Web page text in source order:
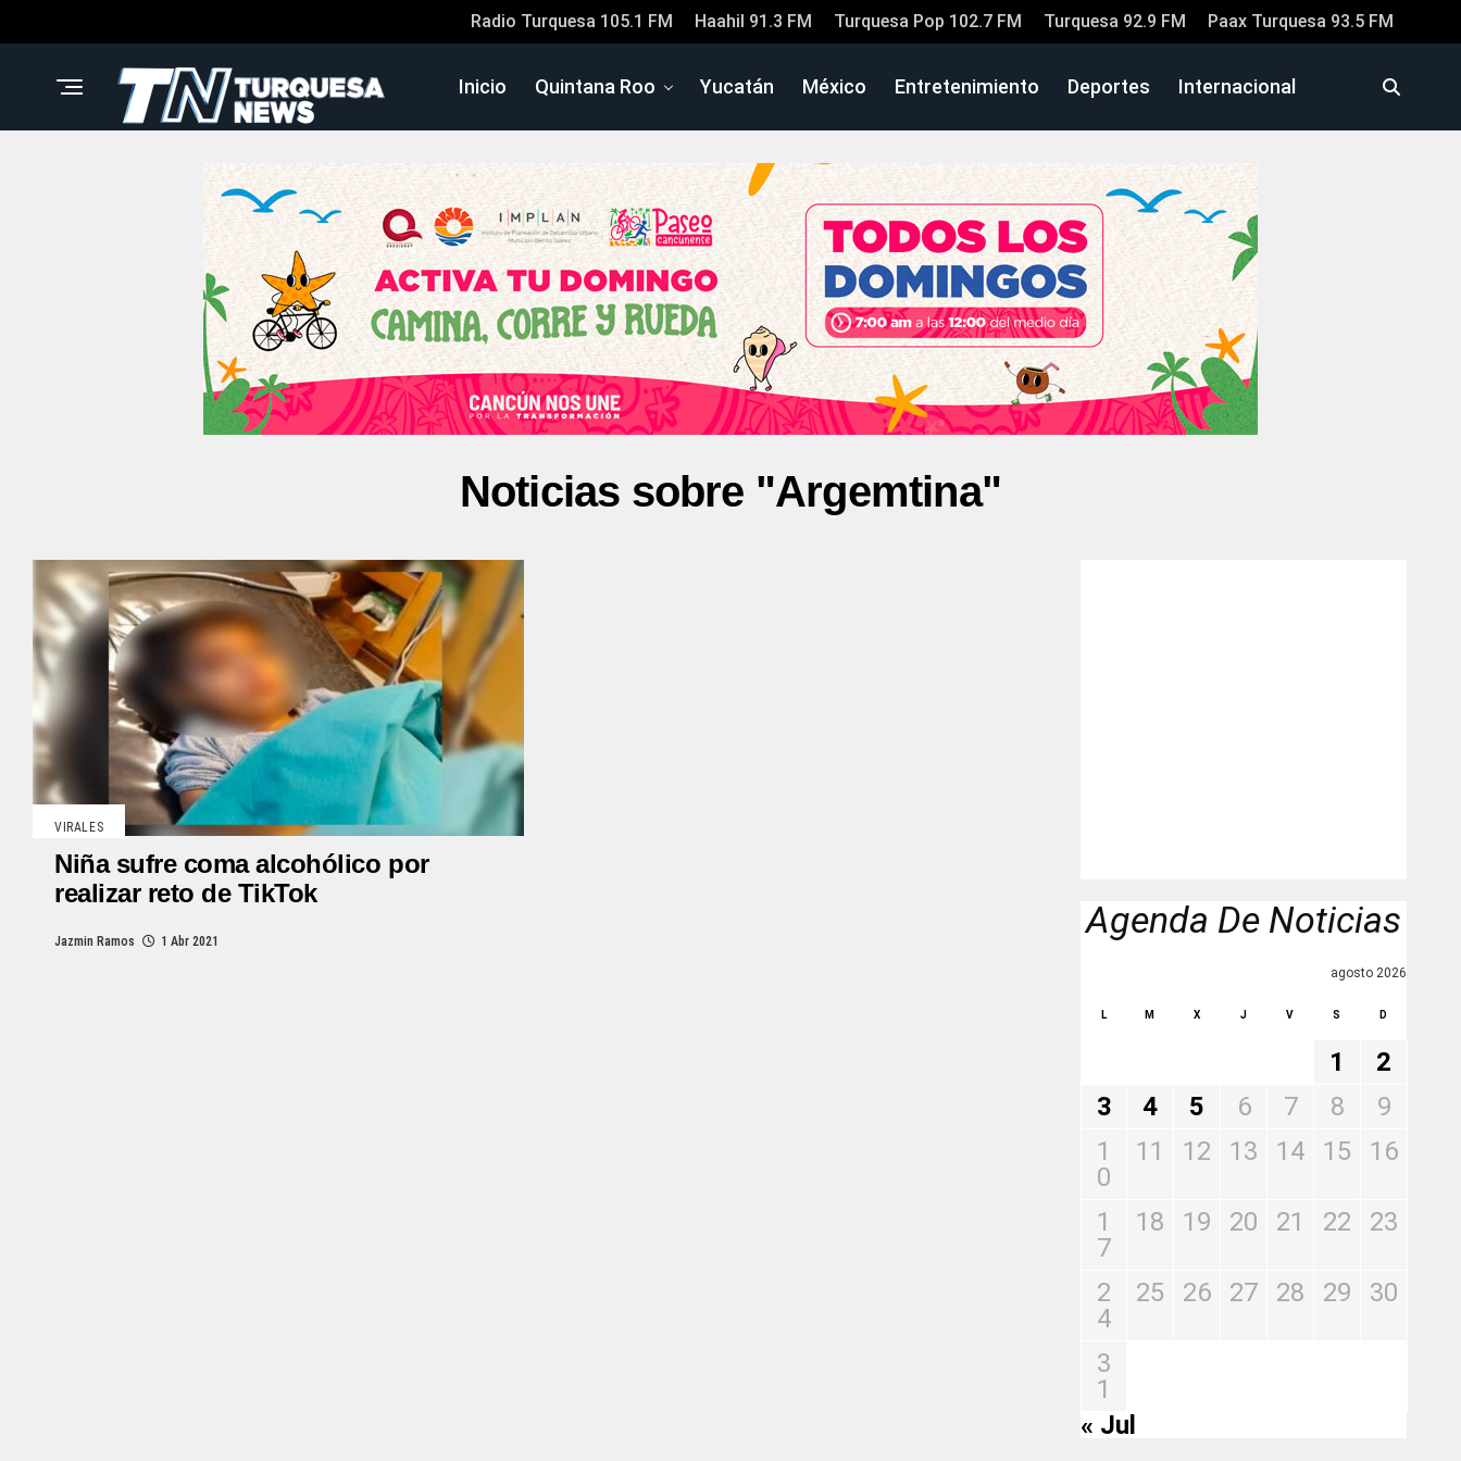
Radio Turquesa 105.1 FM Haahil 91.3 FM Turquesa Pop 102.7 FM Turquesa 92.9 FM Paax Turquesa 93.5 FM
Inicio Quintana Roo Yucatán México Entretenimiento Deportes Internacional
Noticias sobre "Argemtina"
VIRALES
Niña sufre coma alcohólico por
realizar reto de TikTok
Jazmin Ramos 1 Abr 2021 Agenda De Noticias
agosto 2026
L M X J V S D
1
2
3
4 5 6 7 8
9
1
0
11 12 13 14 15 16
1
7
18 19 20 21 22 23
2
4
25 26 27 28 29 30
3
1
« Jul